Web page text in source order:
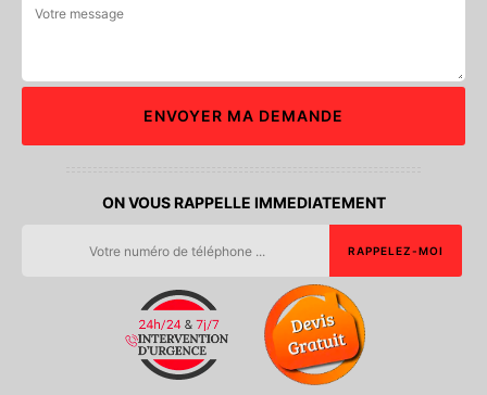
ON VOUS RAPPELLE IMMEDIATEMENT